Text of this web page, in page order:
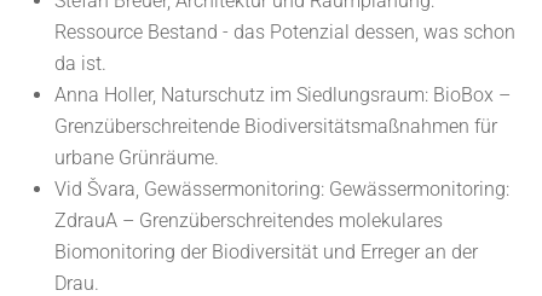
Ressource Bestand - das Potenzial dessen, was schon
da ist.
Anna Holler, Naturschutz im Siedlungsraum: BioBox –
Grenzüberschreitende Biodiversitätsmaßnahmen für
urbane Grünräume.
Vid Švara, Gewässermonitoring: Gewässermonitoring:
ZdrauA – Grenzüberschreitendes molekulares
Biomonitoring der Biodiversität und Erreger an der
Drau.